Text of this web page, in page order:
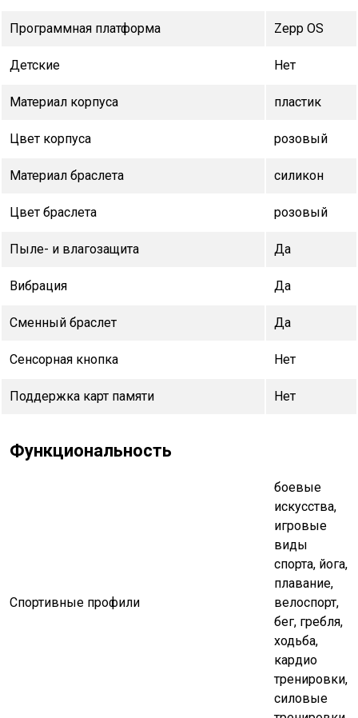
Программная платформа Zepp OS
Детские Нет
Материал корпуса пластик
Цвет корпуса розовый
Материал браслета силикон
Цвет браслета розовый
Пыле- и влагозащита Да
Вибрация Да
Сменный браслет Да
Сенсорная кнопка Нет
Поддержка карт памяти Нет
Функциональность
Спортивные профили
боевые
искусства,
игровые
виды
спорта, йога,
плавание,
велоспорт,
бег, гребля,
xодьба,
кардио
тренировки,
силовые